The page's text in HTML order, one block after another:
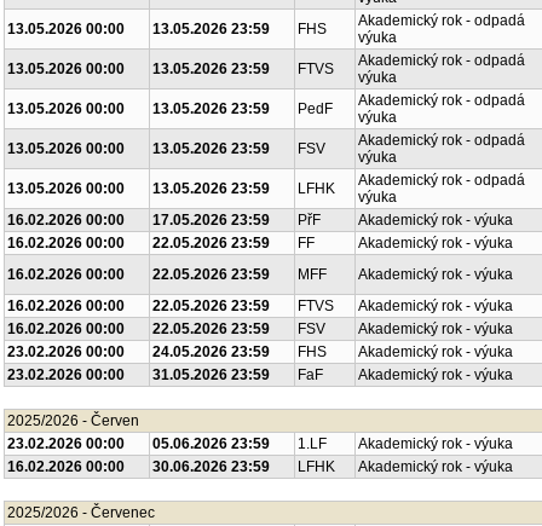
13.05.2026 00:00
13.05.2026 23:59 FHS
Akademický rok - odpadá
výuka
13.05.2026 00:00
13.05.2026 23:59 FTVS
Akademický rok - odpadá
výuka
13.05.2026 00:00
13.05.2026 23:59 PedF
Akademický rok - odpadá
výuka
13.05.2026 00:00
13.05.2026 23:59 FSV
Akademický rok - odpadá
výuka
13.05.2026 00:00
13.05.2026 23:59 LFHK
Akademický rok - odpadá
výuka
16.02.2026 00:00
17.05.2026 23:59 PřF
Akademický rok - výuka
16.02.2026 00:00
22.05.2026 23:59 FF
Akademický rok - výuka
16.02.2026 00:00
22.05.2026 23:59 MFF
Akademický rok - výuka
16.02.2026 00:00
22.05.2026 23:59 FTVS
Akademický rok - výuka
16.02.2026 00:00
22.05.2026 23:59 FSV
Akademický rok - výuka
23.02.2026 00:00
24.05.2026 23:59 FHS
Akademický rok - výuka
23.02.2026 00:00
31.05.2026 23:59 FaF Akademický rok - výuka
2025/2026 - Červen
23.02.2026 00:00
05.06.2026 23:59 1.LF
Akademický rok - výuka
16.02.2026 00:00
30.06.2026 23:59 LFHK Akademický rok - výuka
2025/2026 - Červenec